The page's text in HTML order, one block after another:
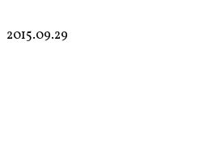
2015.09.29